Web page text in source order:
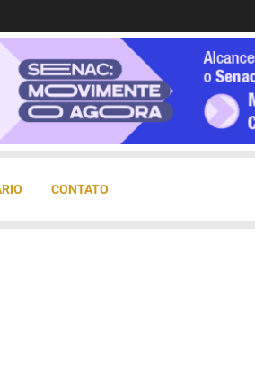
CONTATO